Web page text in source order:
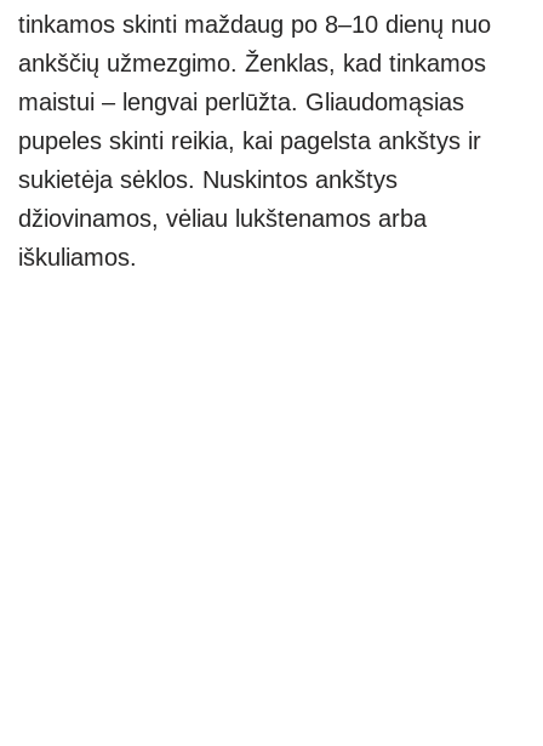
tinkamos skinti maždaug po 8–10 dienų nuo
ankščių užmezgimo. Ženklas, kad tinkamos
maistui – lengvai perlūžta. Gliaudomąsias
pupeles skinti reikia, kai pagelsta ankštys ir
sukietėja sėklos. Nuskintos ankštys
džiovinamos, vėliau lukštenamos arba
iškuliamos.